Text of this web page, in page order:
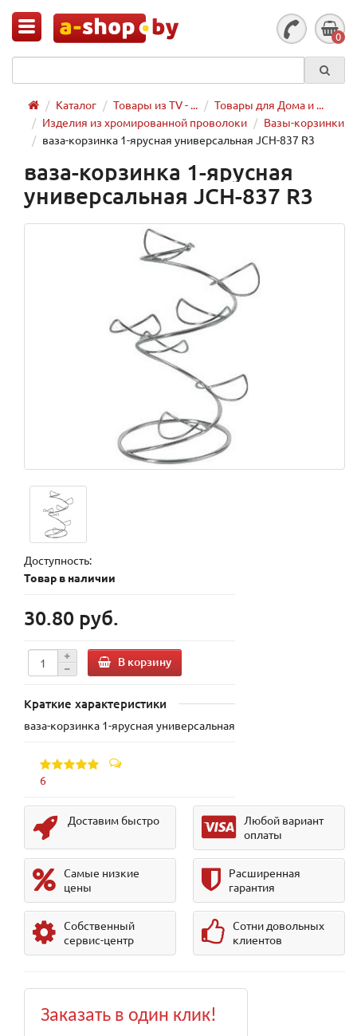
0
Каталог Товары из TV - ...
Товары для Дома и ...
Изделия из хромированной проволоки
Вазы-корзинки
ваза-корзинка 1-ярусная универсальная JCH-837 R3
ваза-корзинка 1-ярусная
универсальная JCH-837 R3
Доступность:
Товар в наличии
30.80 руб.
В корзину
Краткие характеристики
ваза-корзинка 1-ярусная универсальная
6
Доставим быстро
Любой вариант
оплаты
Самые низкие
цены
Расширенная
гарантия
Собственный
сервис-центр
Сотни довольных
клиентов
Заказать в один клик!